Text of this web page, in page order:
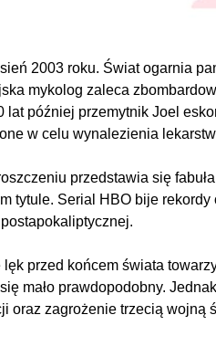
2003 roku. Świat ogarnia
mykolog zaleca
lat później przemytnik Joel
w celu wynalezienia
przedstawia się fabuła
tytule. Serial HBO bije
lęk przed końcem świata
mało prawdopodobny.
oraz zagrożenie trzecią wojną